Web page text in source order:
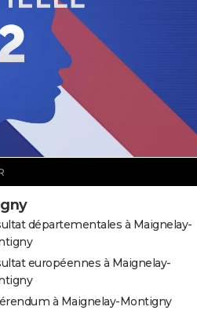
départementales à Maignelay-
européennes à Maignelay-
à Maignelay-Montigny